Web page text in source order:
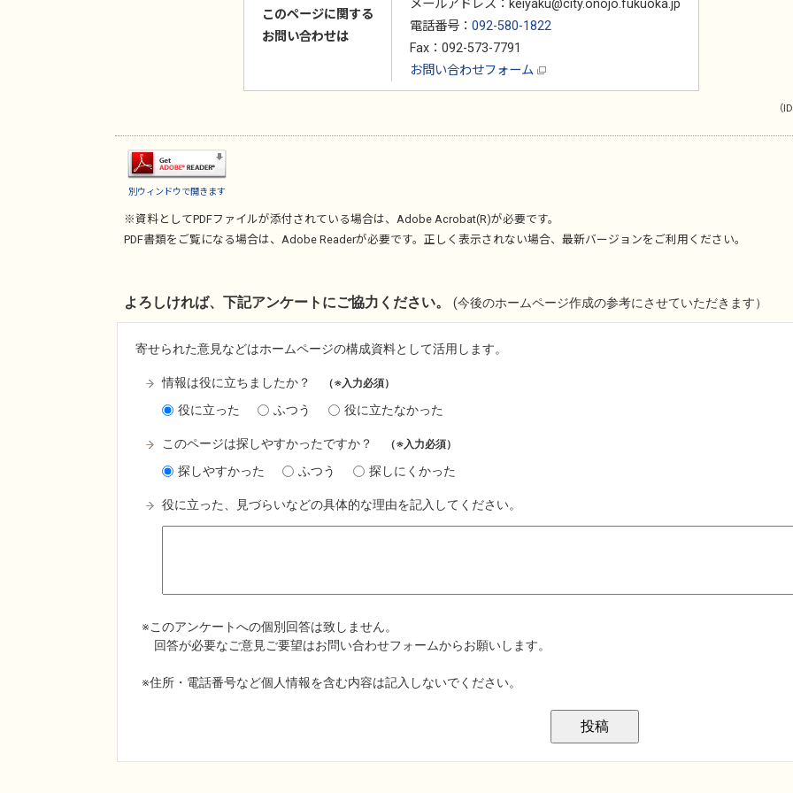
このページに関する
お問い合わせは
メールアドレス：keiyaku@city.onojo.fukuoka.jp
電話番号： 092-580-1822
Fax：092-573-7791
お問い合わせフォーム
（
別ウィンドウで開きます
※資料としてPDFファイルが添付されている場合は、 Adobe Acrobat(R)が必要です。
PDF書類をご覧になる場合は、 Adobe Readerが必要です。正しく表示されない場合、最新バージョンをご利用ください。